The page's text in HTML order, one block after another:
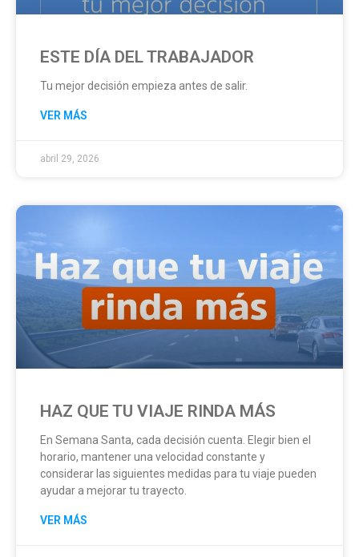
ESTE DÍA DEL TRABAJADOR
Tu mejor decisión empieza antes de salir.
VER MÁS
abril 29, 2026
HAZ QUE TU VIAJE RINDA MÁS
En Semana Santa, cada decisión cuenta. Elegir bien el
horario, mantener una velocidad constante y
considerar las siguientes medidas para tu viaje pueden
ayudar a mejorar tu trayecto.
VER MÁS